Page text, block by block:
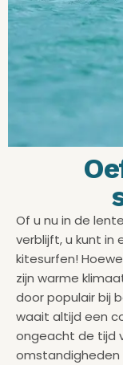
Of u nu in de
verblijft, u kunt in
kitesurfen!
zijn warme
door populair bij
waait altijd een
ongeacht de tijd
omstandigheden